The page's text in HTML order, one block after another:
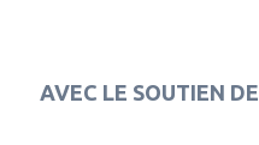
AVEC LE SOUTIEN DE